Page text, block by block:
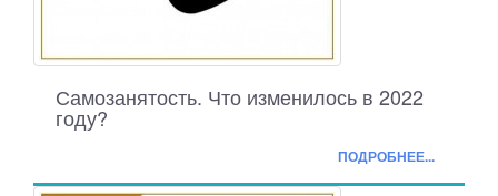
Самозанятость. Что изменилось в 2022
году?
ПОДРОБНЕЕ...